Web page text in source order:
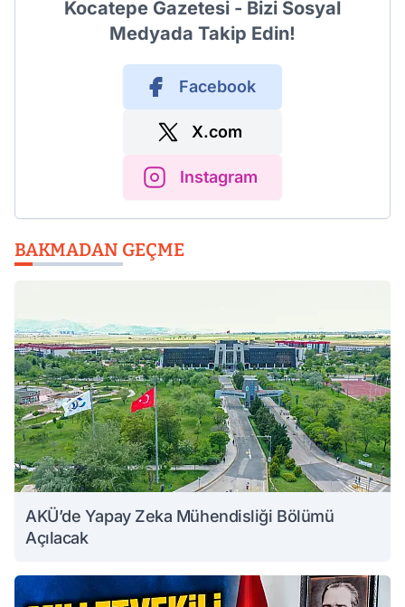
Kocatepe Gazetesi - Bizi Sosyal
Medyada Takip Edin!
Facebook
X.com
Instagram
BAKMADAN GEÇME
AKÜ’de Yapay Zeka Mühendisliği Bölümü
Açılacak